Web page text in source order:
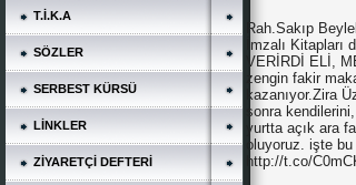
T.İ.K.A
SÖZLER
SERBEST KÜRSÜ
LİNKLER
ZİYARETÇİ DEFTERİ
Rah.Sakıp
İmzalı
VERİRDİ ELİ,
zengin fakir
kazanıyor.Zira
sonra
yurtta açık ara
oluyoruz. işte
http://t.co/